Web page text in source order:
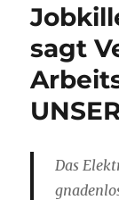
sagt
Das